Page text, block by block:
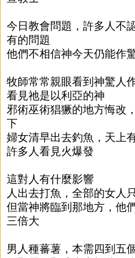
今日教會問題，許多人不
有的問題
他們不相信神今天仍能作
牧師常常親眼看到神驚人
看見祂是以利亞的神
邪術巫術猖獗的地方悔改
下
婦女清早出去釣魚，天上
許多人看見火爆發
這對人有什麼影響
人出去打魚，全部的女人
但當神將臨到那地方，他
三倍大
男人種蕃薯，本需四到五